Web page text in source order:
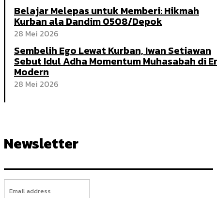
Belajar Melepas untuk Memberi: Hikmah
Kurban ala Dandim 0508/Depok
28 Mei 2026
Sembelih Ego Lewat Kurban, Iwan Setiawan
Sebut Idul Adha Momentum Muhasabah di
Modern
28 Mei 2026
Newsletter